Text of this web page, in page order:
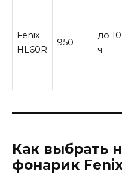
Fenix
HL60R
950
до
ч
Как выбрать
фонарик